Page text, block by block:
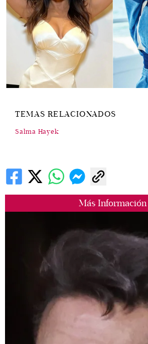
Más Información
TEMAS RELACIONADOS
Salma Hayek